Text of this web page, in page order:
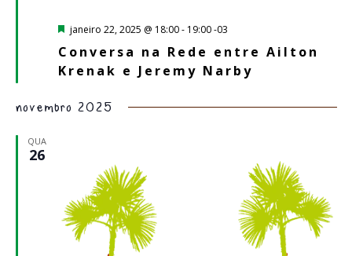
Conversa na Rede entre Ailton
Krenak e Jeremy Narby
Destacado
janeiro 22, 2025 @ 18:00- 19:00 -03
novembro 2025
QUA
26